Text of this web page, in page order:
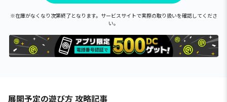
※在庫がなくなり次第終了となります。サービスサイトで実際の取り扱いを確認してくださ
い。
展開予定の遊び方 攻略記事